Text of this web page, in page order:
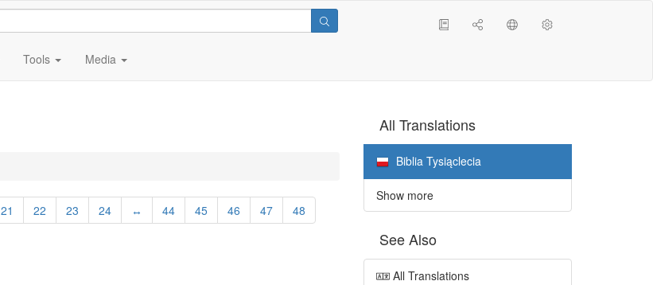
Tools Media
21 22 23 24 ↔ 44 45 46 47 48
All Translations
Biblia Tysiąclecia
Show more
See Also
All Translations